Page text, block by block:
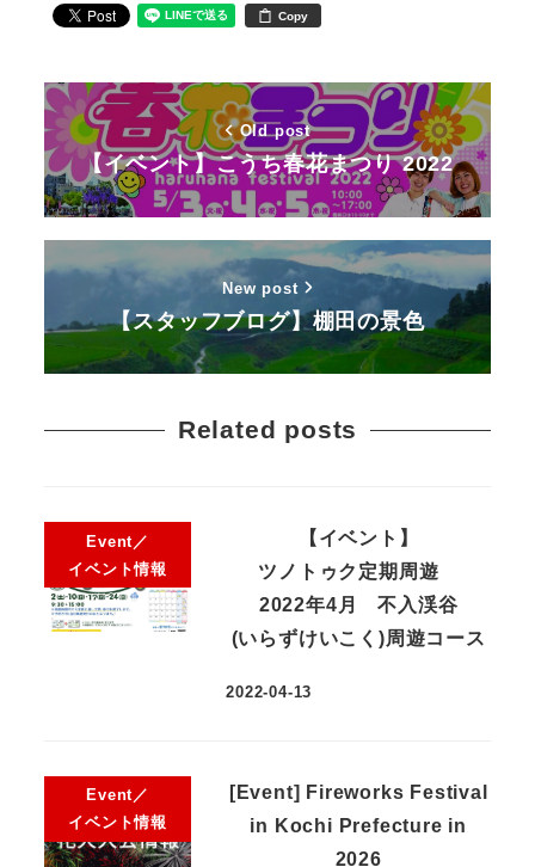
Copy
Old post
【イベント】こうち春花まつり 2022
New post
【スタッフブログ】棚田の景色
Related posts
Event／
イベント情報
【イベント】
ツノトゥク定期周遊
2022年4月 不入渓谷
(いらずけいこく)周遊コース
2022-04-13
Event／
イベント情報
[Event] Fireworks Festival
in Kochi Prefecture in
2026